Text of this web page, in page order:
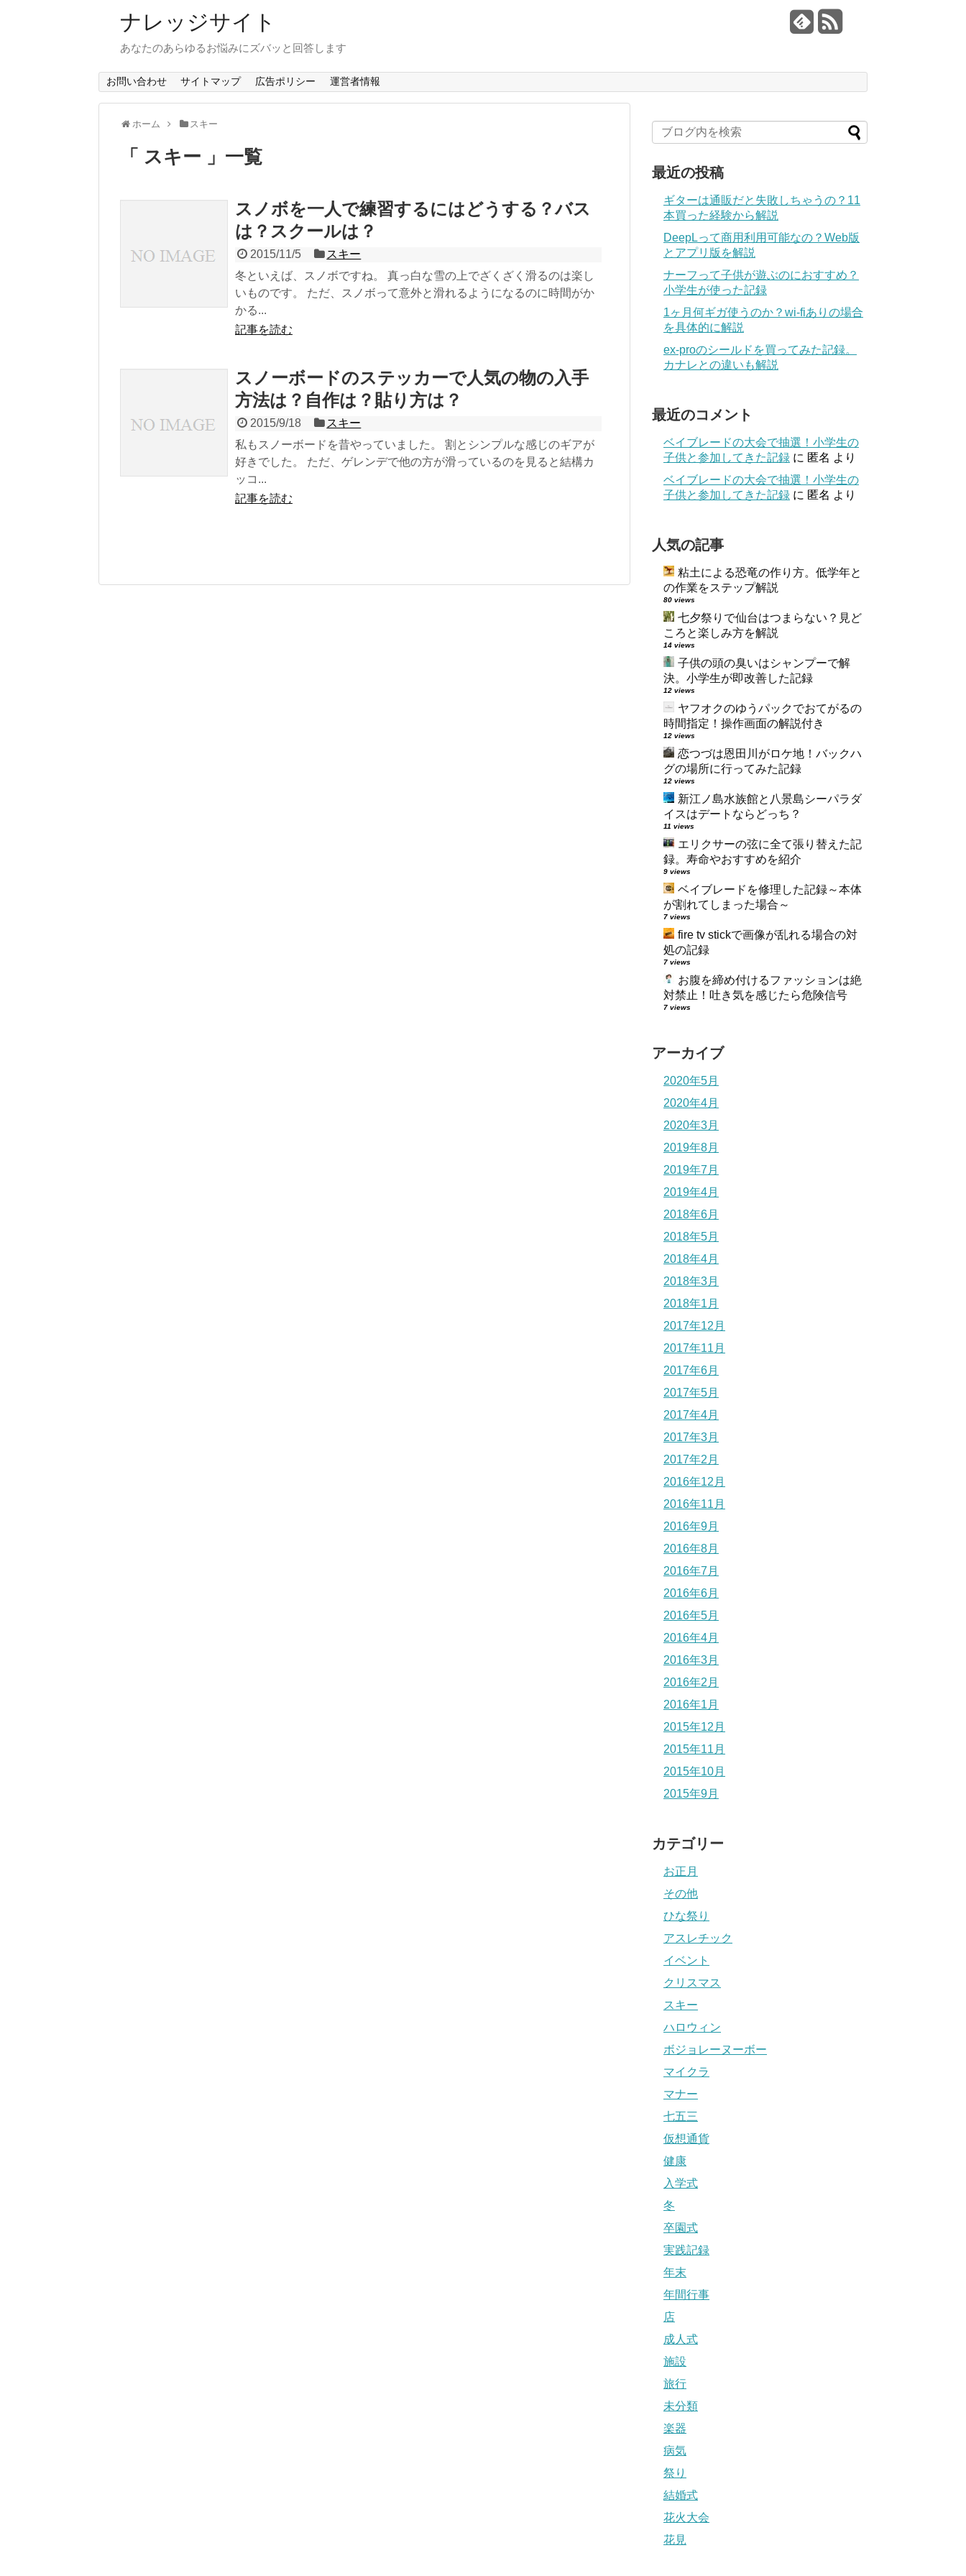
ナレッジサイト
あなたのあらゆるお悩みにズバッと回答します
お問い合わせ サイトマップ 広告ポリシー 運営者情報
ホーム スキー
スキー 一覧
スノボを一人で練習するにはどうする？バス
は？スクールは？
2015/11/5
スキー
冬といえば、スノボですね。 真っ白な雪の上でざくざく滑るのは楽し
いものです。 ただ、スノボって意外と滑れるようになるのに時間がか
かる...
記事を読む
スノーボードのステッカーで人気の物の入手
方法は？自作は？貼り方は？
2015/9/18
スキー
私もスノーボードを昔やっていました。 割とシンプルな感じのギアが
好きでした。 ただ、ゲレンデで他の方が滑っているのを見ると結構カ
ッコ...
記事を読む
最近の投稿
ギターは通販だと失敗しちゃうの？11
本買った経験から解説
DeepLって商用利用可能なの？Web版
とアプリ版を解説
ナーフって子供が遊ぶのにおすすめ？
小学生が使った記録
1ヶ月何ギガ使うのか？wi-fiありの場合
を具体的に解説
ex-proのシールドを買ってみた記録。
カナレとの違いも解説
最近のコメント
ベイブレードの大会で抽選！小学生の
子供と参加してきた記録 に 匿名 より
ベイブレードの大会で抽選！小学生の
子供と参加してきた記録 に 匿名 より
人気の記事
粘土による恐竜の作り方。低学年と
の作業をステップ解説
80 views
七夕祭りで仙台はつまらない？見ど
ころと楽しみ方を解説
14 views
子供の頭の臭いはシャンプーで解
決。小学生が即改善した記録
12 views
ヤフオクのゆうパックでおてがるの
時間指定！操作画面の解説付き
12 views
恋つづは恩田川がロケ地！バックハ
グの場所に行ってみた記録
12 views
新江ノ島水族館と八景島シーパラダ
イスはデートならどっち？
11 views
エリクサーの弦に全て張り替えた記
録。寿命やおすすめを紹介
9 views
ベイブレードを修理した記録～本体
が割れてしまった場合～
7 views
fire tv stickで画像が乱れる場合の対
処の記録
7 views
お腹を締め付けるファッションは絶
対禁止！吐き気を感じたら危険信号
7 views
アーカイブ
2020年5月
2020年4月
2020年3月
2019年8月
2019年7月
2019年4月
2018年6月
2018年5月
2018年4月
2018年3月
2018年1月
2017年12月
2017年11月
2017年6月
2017年5月
2017年4月
2017年3月
2017年2月
2016年12月
2016年11月
2016年9月
2016年8月
2016年7月
2016年6月
2016年5月
2016年4月
2016年3月
2016年2月
2016年1月
2015年12月
2015年11月
2015年10月
2015年9月
カテゴリー
お正月
その他
ひな祭り
アスレチック
イベント
クリスマス
スキー
ハロウィン
ボジョレーヌーボー
マイクラ
マナー
七五三
仮想通貨
健康
入学式
冬
卒園式
実践記録
年末
年間行事
店
成人式
施設
旅行
未分類
楽器
病気
祭り
結婚式
花火大会
花見